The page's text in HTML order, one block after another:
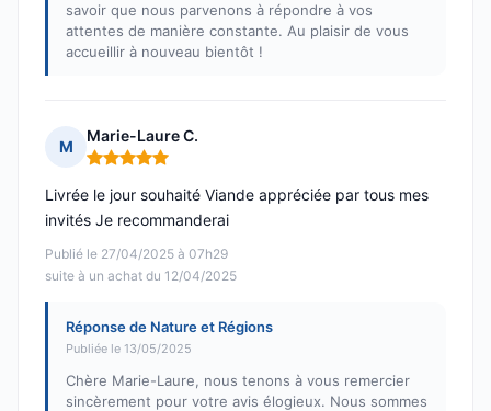
savoir que nous parvenons à répondre à vos
attentes de manière constante. Au plaisir de vous
accueillir à nouveau bientôt !
M
Marie-Laure C.
Note : 5 sur 5
Publié le 27/04/2025 à 07h29
suite à un achat du 12/04/2025
Livrée le jour souhaité Viande appréciée par tous mes
invités Je recommanderai
Réponse de Nature et Régions
Publiée le 13/05/2025
Chère Marie-Laure, nous tenons à vous remercier
sincèrement pour votre avis élogieux. Nous sommes